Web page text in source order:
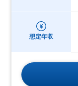
想定年収